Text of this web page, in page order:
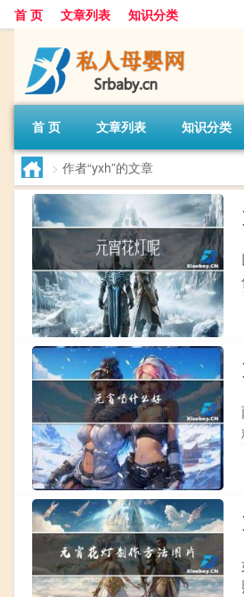
首 页 文章列表 知识分类
首 页 文章列表 知识分类
> 作者“yxh”的文章